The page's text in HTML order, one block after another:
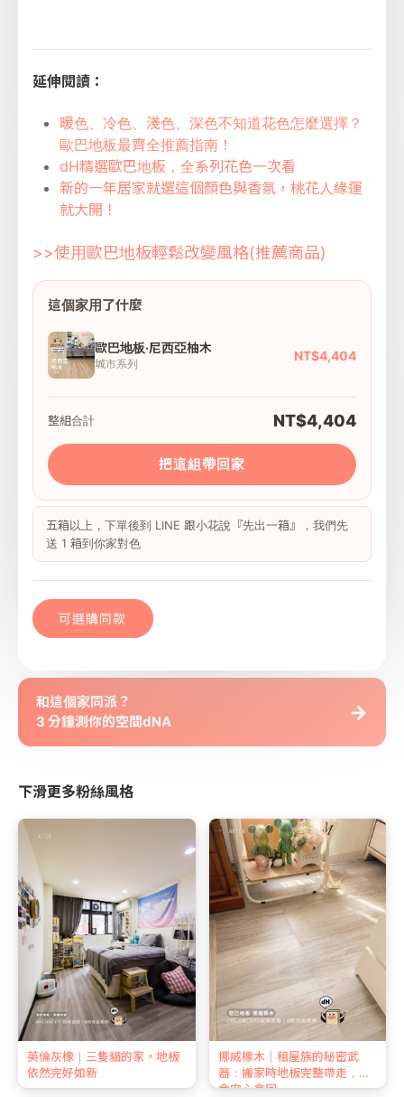
延伸閱讀：
暖色、冷色、淺色、深色不知道花色怎麼選擇？
歐巴地板最齊全推薦指南！
dH精選歐巴地板，全系列花色一次看
新的一年居家就選這個顏色與香氛，桃花人緣運
就大開！
>>使用歐巴地板輕鬆改變風格(推薦商品)
這個家用了什麼
歐巴地板·尼西亞柚木
城市系列
NT$4,404
整組合計 NT$4,404
把這組帶回家
五箱以上，下單後到 LINE 跟小花說『先出一箱』，我們先
送 1 箱到你家對色
可選購同款
和這個家同派？
3 分鐘測你的空間dNA
→
下滑更多粉絲風格
英倫灰橡｜三隻貓的家，地板
依然完好如新
挪威橡木｜租屋族的秘密武
器：搬家時地板完整帶走，押
金安心拿回